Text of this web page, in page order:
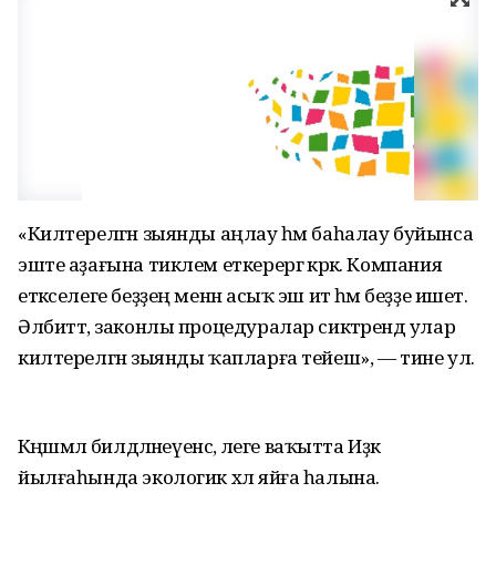
«Килтерелгән зыянды аңлау һәм баһалау буйынса
эште аҙағына тиклем еткерергә кәрәк. Компания
етәкселеге беҙҙең менән асыҡ эш итә һәм беҙҙе ишетә.
Әлбиттә, законлы процедуралар сиктәрендә улар
килтерелгән зыянды ҡапларға тейеш», — тине ул.
Кәңәшмәлә билдәләнеүенсә, әлеге ваҡытта Иҙәк
йылғаһында экологик хәл яйға һалына.